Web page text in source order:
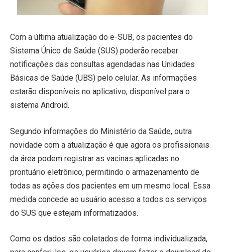
Com a última atualização do e-SUB, os pacientes do
Sistema Único de Saúde (SUS) poderão receber
notificações das consultas agendadas nas Unidades
Básicas de Saúde (UBS) pelo celular. As informações
estarão disponíveis no aplicativo, disponível para o
sistema Android.
Segundo informações do Ministério da Saúde, outra
novidade com a atualização é que agora os profissionais
da área podem registrar as vacinas aplicadas no
prontuário eletrônico, permitindo o armazenamento de
todas as ações dos pacientes em um mesmo local. Essa
medida concede ao usuário acesso a todos os serviços
do SUS que estejam informatizados.
Como os dados são coletados de forma individualizada,